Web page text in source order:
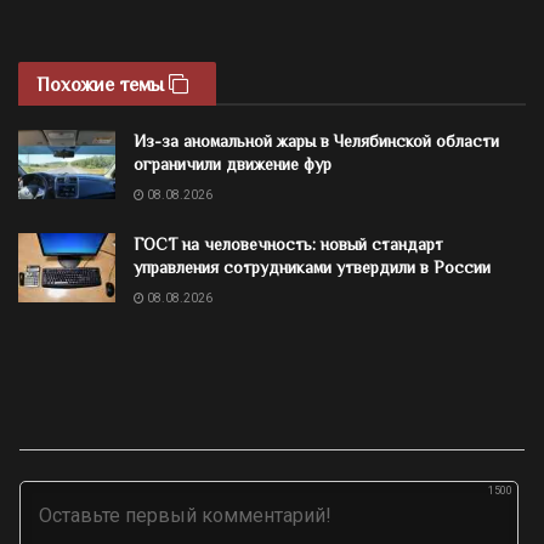
Похожие темы
Из-за аномальной жары в Челябинской области
ограничили движение фур
08.08.2026
ГОСТ на человечность: новый стандарт
управления сотрудниками утвердили в России
08.08.2026
1500